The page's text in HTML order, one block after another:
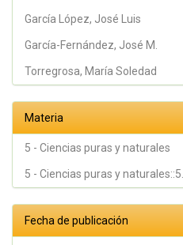
García López, José Luis
García-Fernández, José M.
Torregrosa, María Soledad
Materia
5 - Ciencias puras y naturales
5 - Ciencias puras y naturales::5...
Fecha de publicación